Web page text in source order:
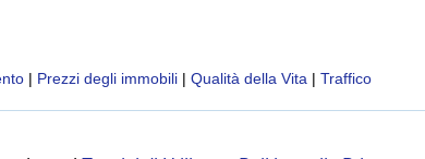
| Prezzi degli immobili | Qualità della Vita | Traffico